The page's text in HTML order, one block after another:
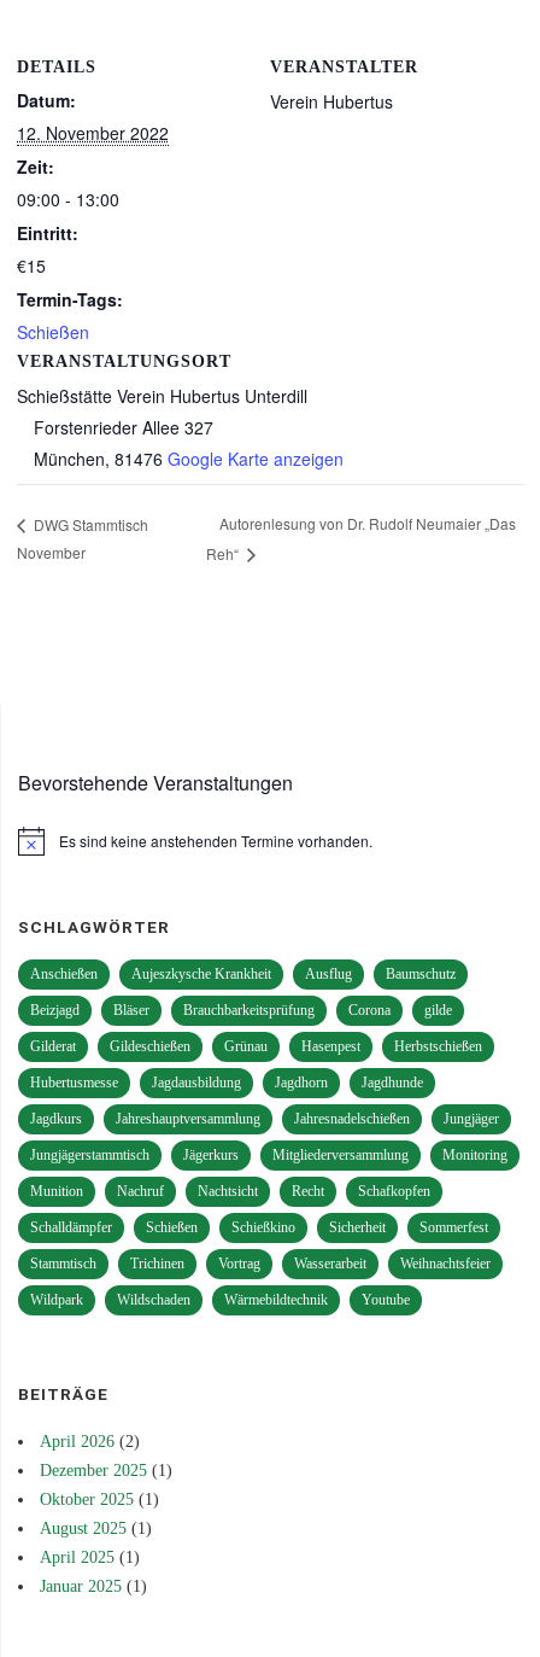
DETAILS
Datum:
12. November 2022
Zeit:
09:00 - 13:00
Eintritt:
€15
Termin-Tags:
Schießen
VERANSTALTUNGSORT
Schießstätte Verein Hubertus Unterdill
Forstenrieder Allee 327
München, 81476 Google Karte anzeigen
VERANSTALTER
Verein Hubertus
DWG Stammtisch
November
Autorenlesung von Dr. Rudolf Neumaier „Das
Reh“
Bevorstehende Veranstaltungen
HinweisEs sind keine anstehenden Termine vorhanden.
SCHLAGWÖRTER
Anschießen Aujeszkysche Krankheit Ausflug Baumschutz
Beizjagd Bläser Brauchbarkeitsprüfung Corona gilde
Gilderat Gildeschießen Grünau Hasenpest Herbstschießen
Hubertusmesse Jagdausbildung Jagdhorn Jagdhunde
Jagdkurs Jahreshauptversammlung Jahresnadelschießen Jungjäger
Jungjägerstammtisch Jägerkurs Mitgliederversammlung Monitoring
Munition Nachruf Nachtsicht Recht Schafkopfen
Schalldämpfer Schießen Schießkino Sicherheit Sommerfest
Stammtisch Trichinen Vortrag Wasserarbeit Weihnachtsfeier
Wildpark Wildschaden Wärmebildtechnik Youtube
BEITRÄGE
April 2026 (2)
Dezember 2025 (1)
Oktober 2025 (1)
August 2025 (1)
April 2025 (1)
Januar 2025 (1)